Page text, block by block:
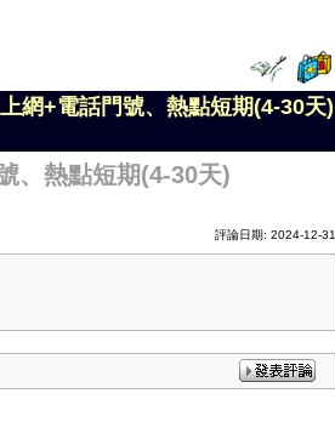
網+電話門號、熱點短期(4-30天)
、熱點短期(4-30天)
評論日期: 2024-12-31